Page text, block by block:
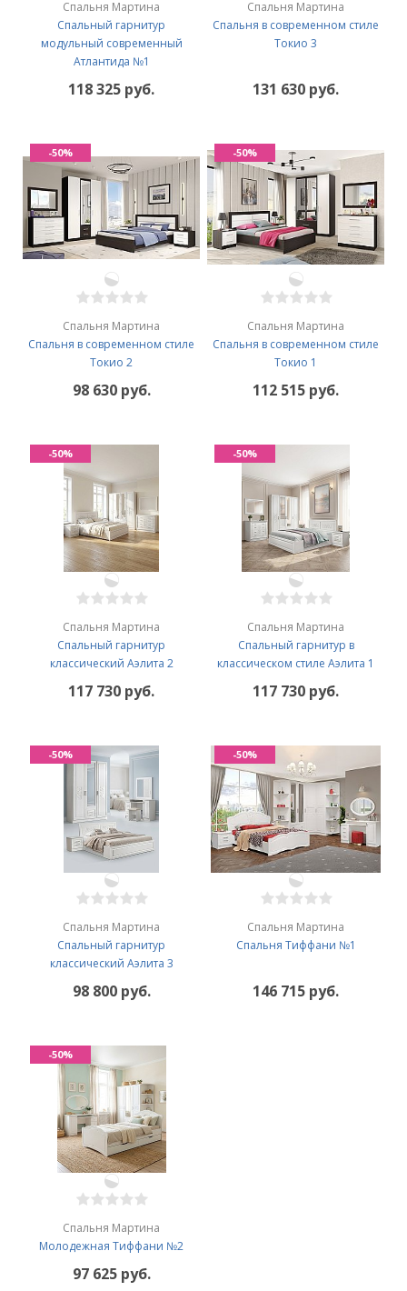
Спальня Мартина
Спальный гарнитур
модульный современный
Атлантида №1
118 325 руб.
Спальня Мартина
Спальня в современном стиле
Токио 3
131 630 руб.
Спальня Мартина
Спальня в современном стиле
Токио 2
98 630 руб.
-50%
Спальня Мартина
Спальня в современном стиле
Токио 1
112 515 руб.
-50%
Спальня Мартина
Спальный гарнитур
классический Аэлита 2
117 730 руб.
-50%
Спальня Мартина
Спальный гарнитур в
классическом стиле Аэлита 1
117 730 руб.
-50%
Спальня Мартина
Спальный гарнитур
классический Аэлита 3
98 800 руб.
-50%
Спальня Мартина
Спальня Тиффани №1
146 715 руб.
-50%
Спальня Мартина
Молодежная Тиффани №2
97 625 руб.
-50%